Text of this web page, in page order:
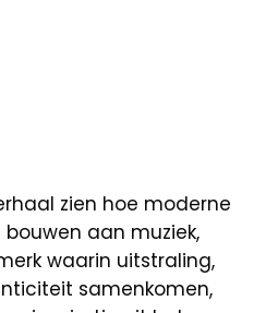
zien hoe moderne
aan muziek,
waarin uitstraling,
samenkomen,